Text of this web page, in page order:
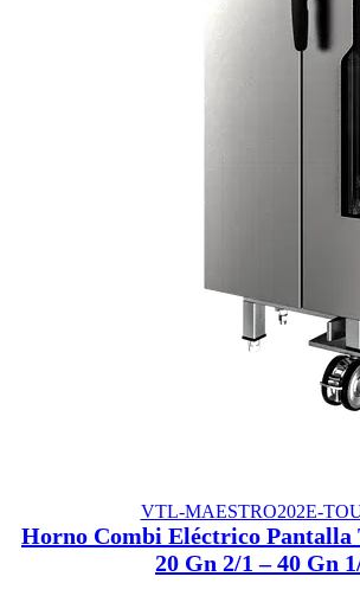
VTL-MAESTRO202E-
Horno Combi Eléctrico
20 Gn 2/1 – 40 Gn